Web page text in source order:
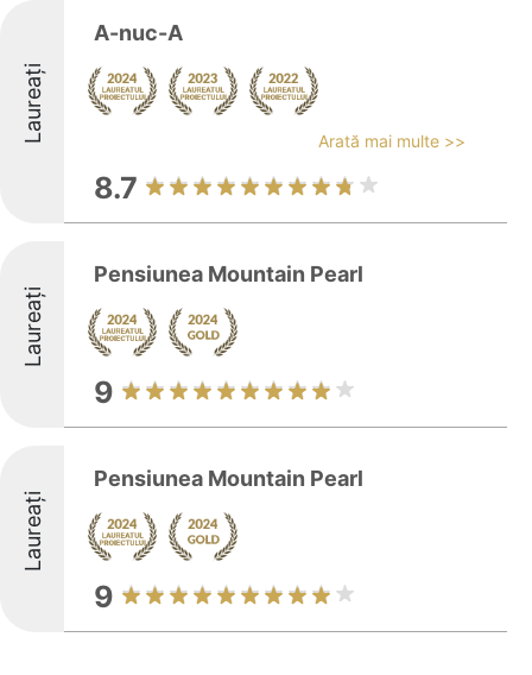
Laureați
A-nuc-A
Arată mai multe >>
8.7
Laureați
Pensiunea Mountain Pearl
9
Laureați
Pensiunea Mountain Pearl
9